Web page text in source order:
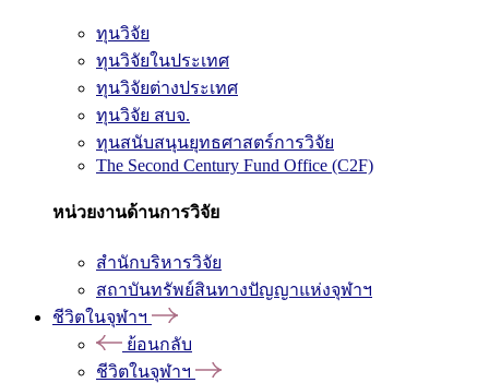
ทุนวิจัย
ทุนวิจัยในประเทศ
ทุนวิจัยต่างประเทศ
ทุนวิจัย สบจ.
ทุนสนับสนุนยุทธศาสตร์การวิจัย
The Second Century Fund Office (C2F)
หน่วยงานด้านการวิจัย
สำนักบริหารวิจัย
สถาบันทรัพย์สินทางปัญญาแห่งจุฬาฯ
ชีวิตในจุฬาฯ
ย้อนกลับ
ชีวิตในจุฬาฯ